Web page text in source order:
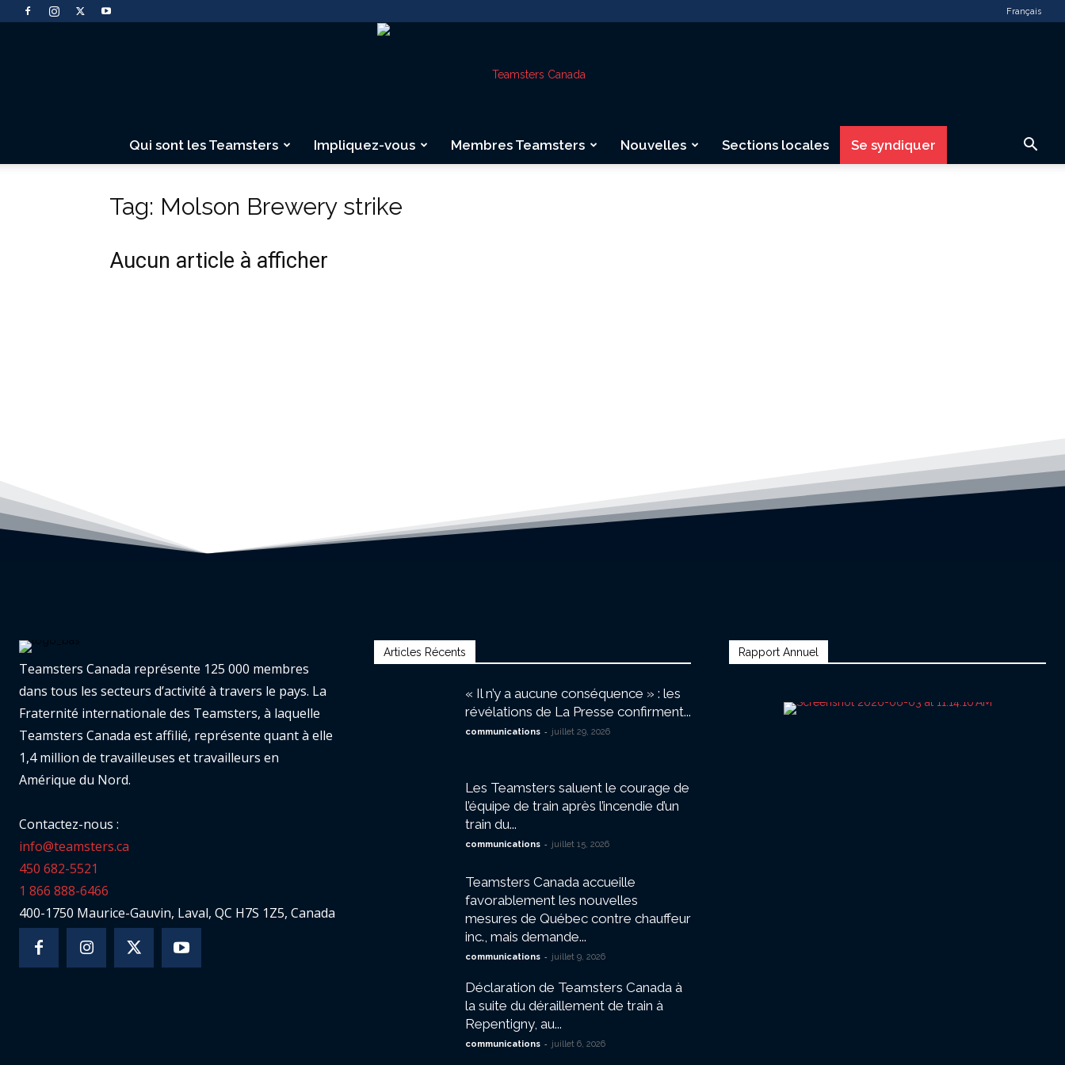
Français
Qui sont les Teamsters Impliquez-vous Membres Teamsters Nouvelles Sections locales Se syndiquer
Tag: Molson Brewery strike
Aucun article à afficher
Teamsters Canada représente 125 000 membres
dans tous les secteurs d’activité à travers le pays. La
Fraternité internationale des Teamsters, à laquelle
Teamsters Canada est affilié, représente quant à elle
1,4 million de travailleuses et travailleurs en
Amérique du Nord.
Contactez-nous :
info@teamsters.ca
450 682-5521
1 866 888-6466
400-1750 Maurice-Gauvin, Laval, QC H7S 1Z5, Canada
Articles Récents
« Il n’y a aucune conséquence » : les
révélations de La Presse confirment...
communications - juillet 29, 2026
Les Teamsters saluent le courage de
l’équipe de train après l’incendie d’un
train du...
communications - juillet 15, 2026
Teamsters Canada accueille
favorablement les nouvelles
mesures de Québec contre chauffeur
inc., mais demande...
communications - juillet 9, 2026
Déclaration de Teamsters Canada à
la suite du déraillement de train à
Repentigny, au...
communications - juillet 6, 2026
Rapport Annuel